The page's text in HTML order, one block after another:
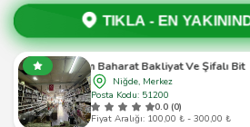
TIKLA - EN
Beyzam Baharat Bakliyat Ve Şifalı
Niğde, Merkez
Posta Kodu: 51200
0.0 (0)
Fiyat Aralığı: 100,00 ₺ - 300,00 ₺